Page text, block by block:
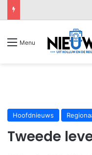
Menu
Hoofdnieuws
Tweede